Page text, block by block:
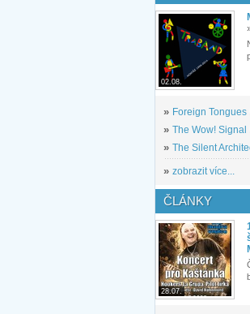
02.08.
» Foreign Tongues
» The Wow! Signal
» The Silent
» zobrazit více...
ČLÁNKY
28.07.